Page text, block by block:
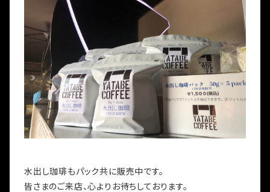
水出し珈琲もパック共に販売中です。
皆さまのご来店、心よりお待ちしております。